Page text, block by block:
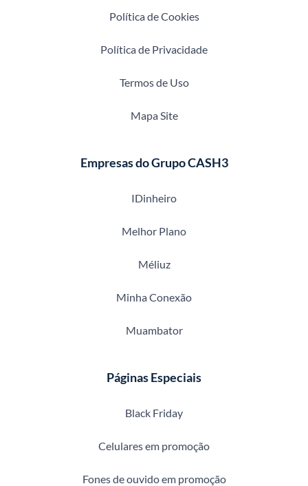
Política de Cookies
Política de Privacidade
Termos de Uso
Mapa Site
Empresas do Grupo CASH3
IDinheiro
Melhor Plano
Méliuz
Minha Conexão
Muambator
Páginas Especiais
Black Friday
Celulares em promoção
Fones de ouvido em promoção